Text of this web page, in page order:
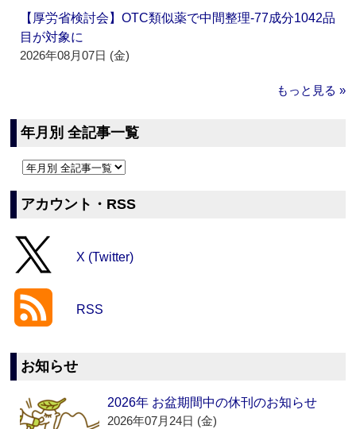
【厚労省検討会】OTC類似薬で中間整理‐77成分1042品
目が対象に
2026年08月07日 (金)
もっと見る »
年月別 全記事一覧
アカウント・RSS
X (Twitter)
RSS
お知らせ
2026年 お盆期間中の休刊のお知らせ
2026年07月24日 (金)